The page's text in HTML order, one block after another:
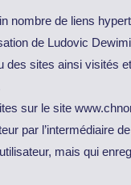
nombre de liens
de Ludovic
des sites ainsi visités
sur le site
par l’intermédiaire
mais qui